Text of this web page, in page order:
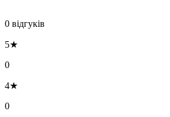
0 відгуків
5★
0
4★
0